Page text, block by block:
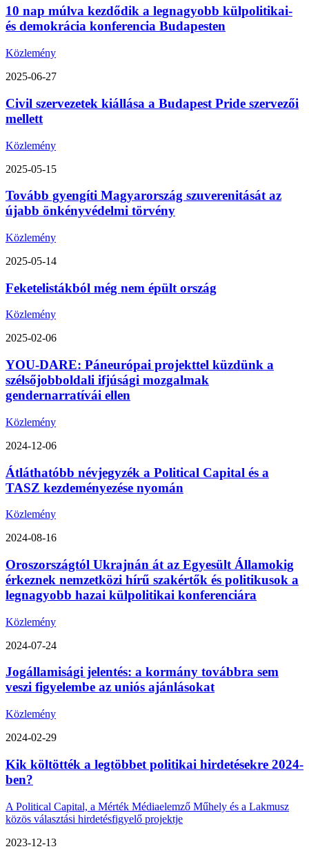
10 nap múlva kezdődik a legnagyobb külpolitikai-
és demokrácia konferencia Budapesten
Közlemény
2025-06-27
Civil szervezetek kiállása a Budapest Pride szervezői
mellett
Közlemény
2025-05-15
Tovább gyengíti Magyarország szuverenitását az
újabb önkényvédelmi törvény
Közlemény
2025-05-14
Feketelistákból még nem épült ország
Közlemény
2025-02-06
YOU-DARE: Páneurópai projekttel küzdünk a
szélsőjobboldali ifjúsági mozgalmak
gendernarratívái ellen
Közlemény
2024-12-06
Átláthatóbb névjegyzék a Political Capital és a
TASZ kezdeményezése nyomán
Közlemény
2024-08-16
Oroszországtól Ukrajnán át az Egyesült Államokig
érkeznek nemzetközi hírű szakértők és politikusok a
legnagyobb hazai külpolitikai konferenciára
Közlemény
2024-07-24
Jogállamisági jelentés: a kormány továbbra sem
veszi figyelembe az uniós ajánlásokat
Közlemény
2024-02-29
Kik költötték a legtöbbet politikai hirdetésekre 2024-
ben?
A Political Capital, a Mérték Médiaelemző Műhely és a Lakmusz
közös választási hirdetésfigyelő projektje
2023-12-13